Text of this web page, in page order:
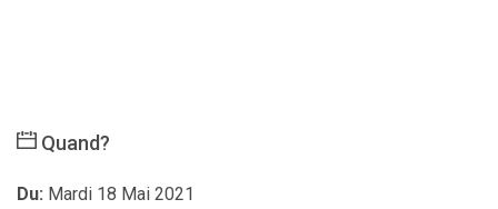
Quand?
Du: Mardi 18 Mai 2021